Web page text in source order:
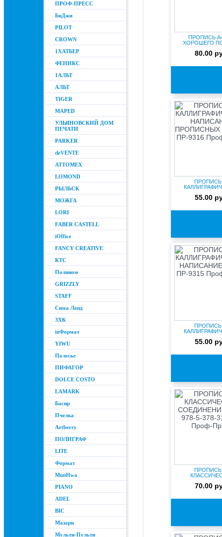
ПРОФ-ПРЕСС
БиДжи
PILOT
CROWN
1ХАТБЕР
ФЕНИКС
1АЛЬТ
АЛЬТ
TIGER
MAPED
УЛЬЯНОВСКИЙ ДОМ
ПЕЧАТИ
PARKER
deVENTE
ATTOMEX
LOMOND
РЫЛЬСК
МОЖГА
LORI
FABER CASTELL
iOffice
FANCY CREATIVE
КТС
Полином
GRIZZLY
STAFF
Сима Ленд
ЗХК
inФормат
YIWU
Полесье
ПИФАГОР
DOLCE COSTO
LAMARK
Басир
Пчелка
Artberry
ПОЛИГРАФ
LITE
Формат
MunHwa
PIANO
ADEL
BIC
Мазари
Мульти-Пульти
ПРОПИСЬ
ХОРОШЕГО
80.00
ПРОПИСЬ
БУ...
55.00
ПРОПИСЬ
ПР-
55.00
ПРОПИСЬ
378-...
70.00